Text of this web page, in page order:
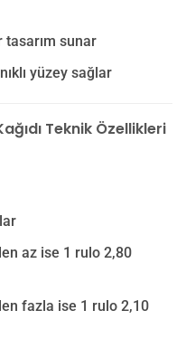
tasarım sunar
yüzey sağlar
Teknik Özellikleri
az ise 1 rulo 2,80
fazla ise 1 rulo 2,10